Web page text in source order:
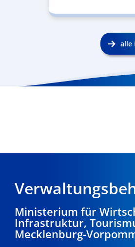
alle
Ministerium für
Infrastruktur,
Mecklenburg-